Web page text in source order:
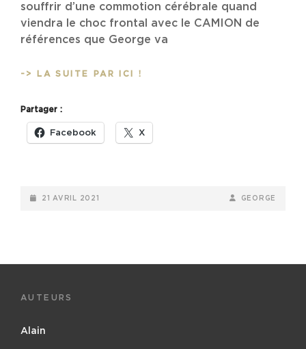
souffrir d’une commotion cérébrale quand
viendra le choc frontal avec le CAMION de
références que George va
-> LA SUITE PAR ICI !
(2021)
Partager :
Facebook X
POSTED-
21 AVRIL 2021
BY
BYLINE
GEORGE
AUTEURS
Alain